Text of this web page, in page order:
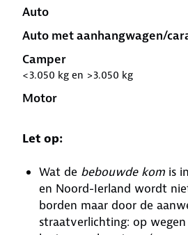
Auto
Auto met aanhangwagen/
Camper
<3.050 kg en >3.050 kg
Motor
Let op:
Wat de bebouwde kom is
en Noord-Ierland wordt
borden maar door de
straatverlichting: op